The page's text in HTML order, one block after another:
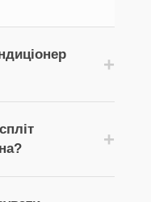
+
Хайер 18 з
та Україні
+